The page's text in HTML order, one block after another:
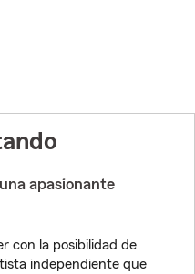
apasionante
con la posibilidad de
independiente que